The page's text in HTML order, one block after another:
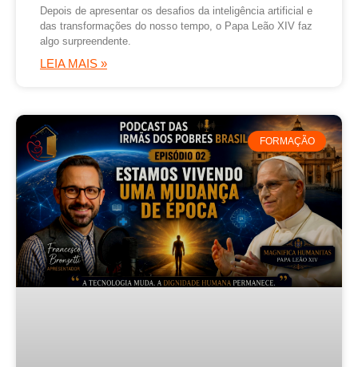
Depois de apresentar os desafios da inteligência artificial e
das transformações do nosso tempo, o Papa Leão XIV faz
algo surpreendente.
LEIA MAIS »
FORMAÇÃO